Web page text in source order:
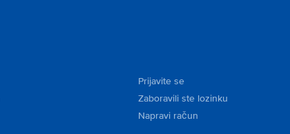
Prijavite se
Zaboravili ste lozinku
Napravi račun